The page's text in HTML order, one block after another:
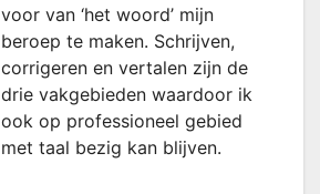
voor van ‘het woord’ mijn
beroep te maken. Schrijven,
corrigeren en vertalen zijn de
drie vakgebieden waardoor ik
ook op professioneel gebied
met taal bezig kan blijven.